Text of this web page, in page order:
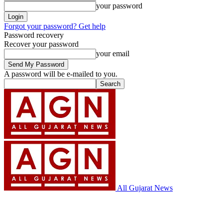
your password
Forgot your password? Get help
Password recovery
Recover your password
your email
A password will be e-mailed to you.
All Gujarat News